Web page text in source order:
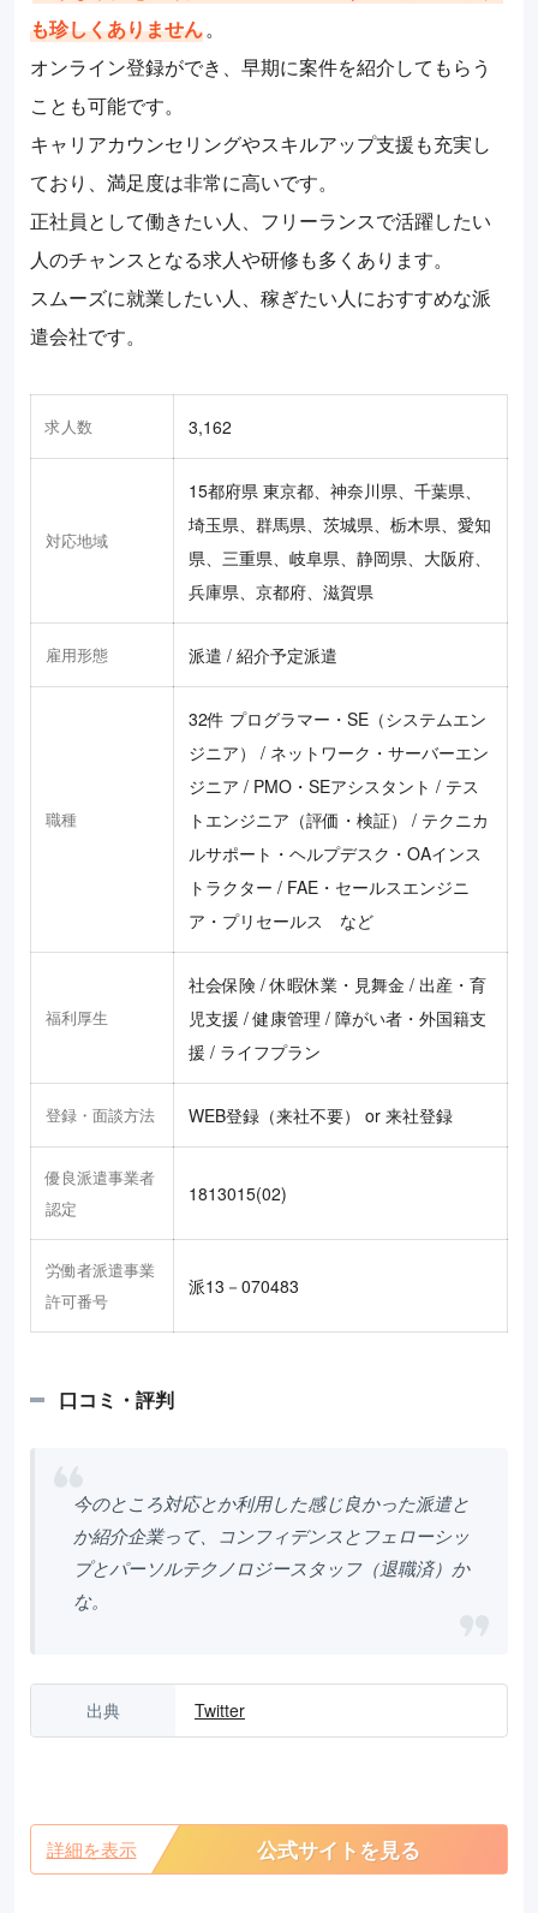
も珍しくありません。
オンライン登録ができ、早期に案件を紹介してもらう
ことも可能です。
キャリアカウンセリングやスキルアップ支援も充実し
ており、満足度は非常に高いです。
正社員として働きたい人、フリーランスで活躍したい
人のチャンスとなる求人や研修も多くあります。
スムーズに就業したい人、稼ぎたい人におすすめな派
遣会社です。
求人数 3,162
対応地域
15都府県 東京都、神奈川県、千葉県、
埼玉県、群馬県、茨城県、栃木県、愛知
県、三重県、岐阜県、静岡県、大阪府、
兵庫県、京都府、滋賀県
雇用形態 派遣 / 紹介予定派遣
職種
32件 プログラマー・SE（システムエン
ジニア） / ネットワーク・サーバーエン
ジニア / PMO・SEアシスタント / テス
トエンジニア（評価・検証） / テクニカ
ルサポート・ヘルプデスク・OAインス
トラクター / FAE・セールスエンジニ
ア・プリセールス など
福利厚生
社会保険 / 休暇休業・見舞金 / 出産・育
児支援 / 健康管理 / 障がい者・外国籍支
援 / ライフプラン
登録・面談方法 WEB登録（来社不要） or 来社登録
優良派遣事業者
認定
1813015(02)
労働者派遣事業
許可番号
派13－070483
口コミ・評判
今のところ対応とか利用した感じ良かった派遣と
か紹介企業って、コンフィデンスとフェローシッ
プとパーソルテクノロジースタッフ（退職済）か
な。
出典 Twitter
詳細を表示 公式サイトを見る